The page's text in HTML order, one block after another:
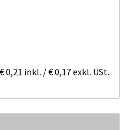
€ 0,21 inkl. /€ 0,17exkl. USt.